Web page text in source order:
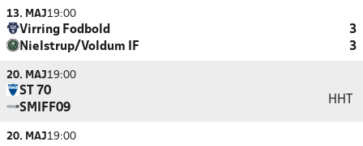
13. MAJ19:00
Virring Fodbold
3
Nielstrup/Voldum IF
3
20. MAJ19:00
ST 70
SMIFF09
HHT
20. MAJ19:00